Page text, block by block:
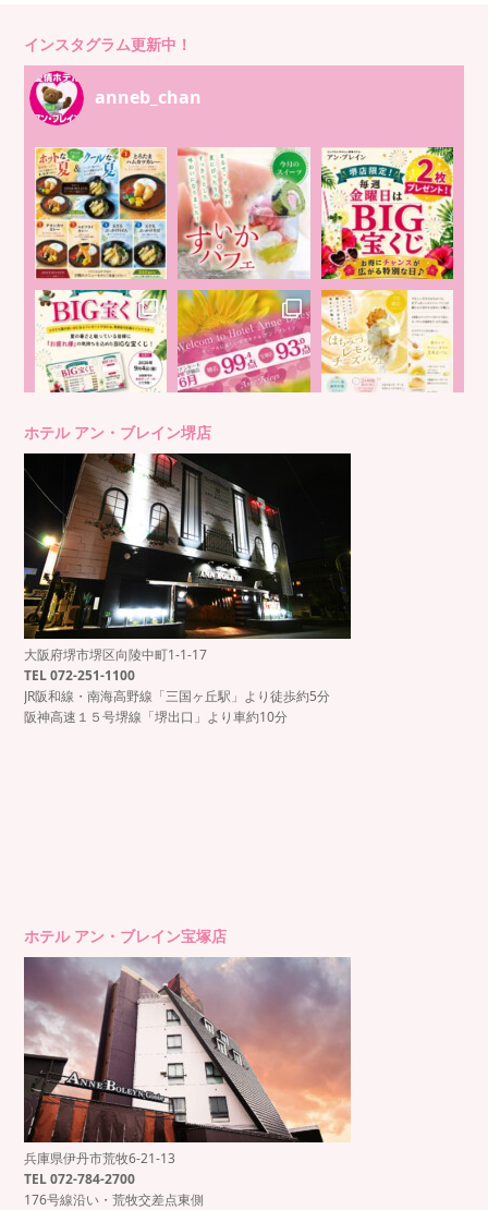
インスタグラム更新中！
anneb_chan
もっと見る
ホテル アン・ブレイン堺店
大阪府堺市堺区向陵中町1-1-17
TEL 072-251-1100
JR阪和線・南海高野線「三国ヶ丘駅」より徒歩約5分
阪神高速１５号堺線「堺出口」より車約10分
ホテル アン・ブレイン宝塚店
兵庫県伊丹市荒牧6-21-13
TEL 072-784-2700
176号線沿い・荒牧交差点東側